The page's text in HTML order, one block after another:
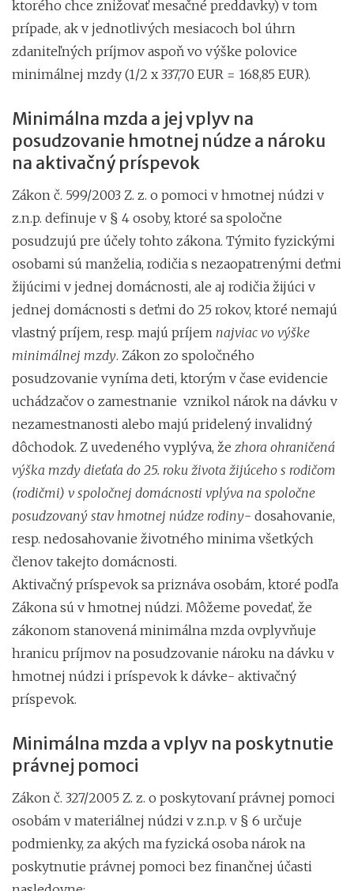
ktorého chce znižovať mesačné preddavky) v tom
prípade, ak v jednotlivých mesiacoch bol úhrn
zdaniteľných príjmov aspoň vo výške polovice
minimálnej mzdy (1/2 x 337,70 EUR = 168,85 EUR).
Minimálna mzda a jej vplyv na
posudzovanie hmotnej núdze a nároku
na aktivačný príspevok
Zákon č. 599/2003 Z. z. o pomoci v hmotnej núdzi v
z.n.p. definuje v § 4 osoby, ktoré sa spoločne
posudzujú pre účely tohto zákona. Týmito fyzickými
osobami sú manželia, rodičia s nezaopatrenými deťmi
žijúcimi v jednej domácnosti, ale aj rodičia žijúci v
jednej domácnosti s deťmi do 25 rokov, ktoré nemajú
vlastný príjem, resp. majú príjem najviac vo výške
minimálnej mzdy. Zákon zo spoločného
posudzovanie vyníma deti, ktorým v čase evidencie
uchádzačov o zamestnanie vznikol nárok na dávku v
nezamestnanosti alebo majú pridelený invalidný
dôchodok. Z uvedeného vyplýva, že zhora ohraničená
výška mzdy dieťaťa do 25. roku života žijúceho s rodičom
(rodičmi) v spoločnej domácnosti vplýva na spoločne
posudzovaný stav hmotnej núdze rodiny- dosahovanie,
resp. nedosahovanie životného minima všetkých
členov takejto domácnosti.
Aktivačný príspevok sa priznáva osobám, ktoré podľa
Zákona sú v hmotnej núdzi. Môžeme povedať, že
zákonom stanovená minimálna mzda ovplyvňuje
hranicu príjmov na posudzovanie nároku na dávku v
hmotnej núdzi i príspevok k dávke- aktivačný
príspevok.
Minimálna mzda a vplyv na poskytnutie
právnej pomoci
Zákon č. 327/2005 Z. z. o poskytovaní právnej pomoci
osobám v materiálnej núdzi v z.n.p. v § 6 určuje
podmienky, za akých ma fyzická osoba nárok na
poskytnutie právnej pomoci bez finančnej účasti